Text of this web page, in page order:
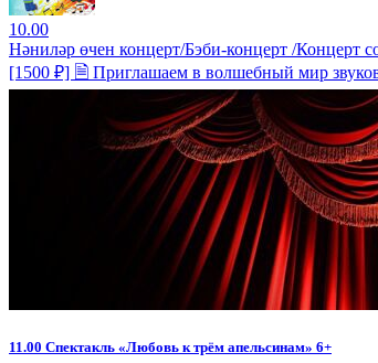
10.00
Нәниләр өчен концерт/Бэби-концерт /Концерт
[1500 ₽] 🗎 Приглашаем в волшебный мир
11.00 Спектакль «Любовь к трём апельсинам» 6+